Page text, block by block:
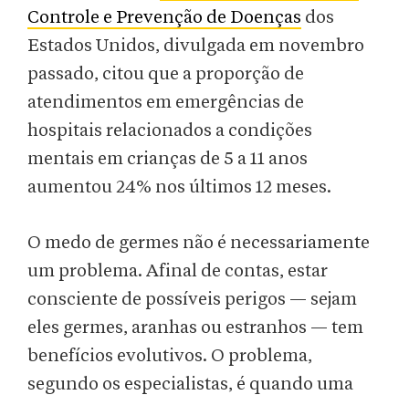
Controle e Prevenção de Doenças dos
Estados Unidos, divulgada em novembro
passado, citou que a proporção de
atendimentos em emergências de
hospitais relacionados a condições
mentais em crianças de 5 a 11 anos
aumentou 24% nos últimos 12 meses.
O medo de germes não é necessariamente
um problema. Afinal de contas, estar
consciente de possíveis perigos — sejam
eles germes, aranhas ou estranhos — tem
benefícios evolutivos. O problema,
segundo os especialistas, é quando uma